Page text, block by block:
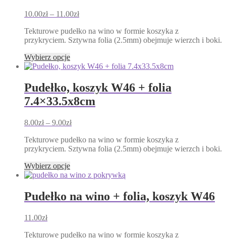
wybrać
stronie
produktu
10.00zł – 11.00złZakres
od
10.00zł
Tekturowe pudełko na wino w formie koszyka z
przykryciem. Sztywna folia (2.5mm) obejmuje wierzch i boki.
Wybierz opcjeTen
produkt
wiele
wariantów.
Opcje
wybrać
na
stronie
produktu
Pudełko, koszyk W46 + folia
7.4×33.5x8cm
8.00zł – 9.00złZakres
od
8.00zł
Tekturowe pudełko na wino w formie koszyka z
przykryciem. Sztywna folia (2.5mm) obejmuje wierzch i boki.
Wybierz opcjeTen
produkt
wariantów.
Pudełko na wino + folia, koszyk W46
11.00zł
Tekturowe pudełko na wino w formie koszyka z